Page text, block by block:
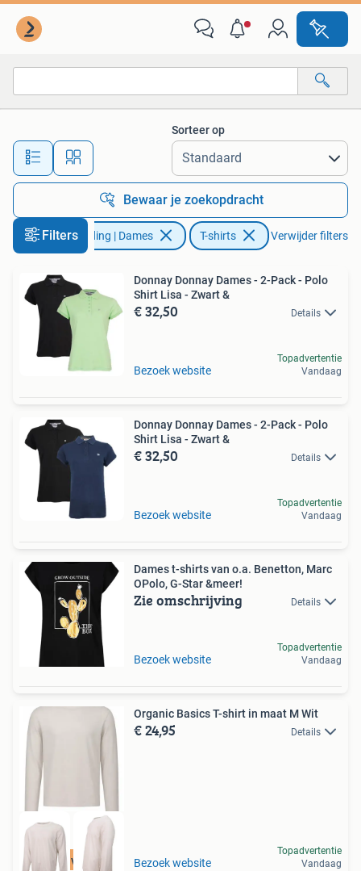
Alle afstanden…
Sorteer op
Bewaar je zoekopdracht
FiltersKleding | Dames T-shirts Verwijder filters
Donnay Donnay Dames - 2-Pack - Polo
Shirt Lisa - Zwart &
€ 32,50 Details
Bezoek website
Topadvertentie
Vandaag
Donnay Donnay Dames - 2-Pack - Polo
Shirt Lisa - Zwart &
€ 32,50 Details
Bezoek website
Topadvertentie
Vandaag
Dames t-shirts van o.a. Benetton, Marc
OPolo, G-Star &meer!
Zie omschrijving Details
Bezoek website
Topadvertentie
Vandaag
Tot 75% voordeel
Organic Basics T-shirt in maat M Wit
€ 24,95 Details
Bezoek website
Topadvertentie
Vandaag